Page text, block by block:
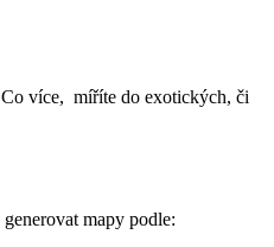
více, míříte do exotických, či
mapy podle: